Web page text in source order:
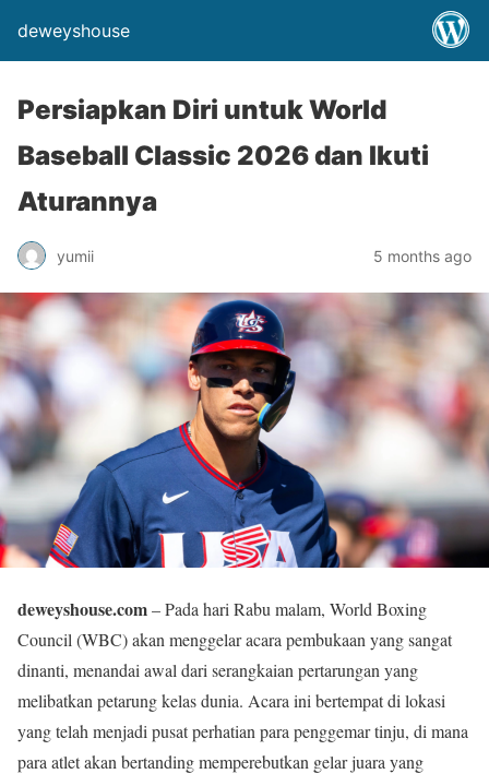
deweyshouse
Persiapkan Diri untuk World
Baseball Classic 2026 dan Ikuti
Aturannya
yumii 5 months ago
deweyshouse.com– Pada hari Rabu malam, World Boxing
Council (WBC) akan menggelar acara pembukaan yang sangat
dinanti, menandai awal dari serangkaian pertarungan yang
melibatkan petarung kelas dunia. Acara ini bertempat di lokasi
yang telah menjadi pusat perhatian para penggemar tinju, di mana
para atlet akan bertanding memperebutkan gelar juara yang